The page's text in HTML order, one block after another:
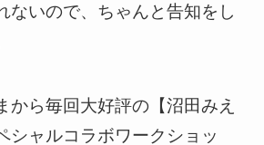
ないので、ちゃんと告知をし
から毎回大好評の【沼田みえ
シャルコラボワークショッ